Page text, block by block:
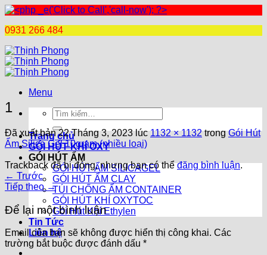
0931 266 484
Chuyển
đến
nội
Menu
Tìm
kiếm:
Trang chủ
GÓI HÚT KHÍ OXY
GÓI HÚT ẨM
GÓI HÚT ẨM SILICAGEL
GÓI HÚT ẨM CLAY
TÚI CHỐNG ẨM CONTAINER
GÓI HÚT KHÍ OXYTOC
Gói Hút Khí Ethylen
Tin Tức
Liên hệ
1
Đã xuất bản22 Tháng 3, 2023lúc1132 × 1132trongGói Hút
Ẩm Silica Gel 10gram (nhiều loại)
Trackback đã bị đóng, nhưng bạn có thểđăng bình luận.
← Trước
Tiếp theo →
Để lại một bình luận
Email của bạn sẽ không được hiển thị công khai. Các
trường bắt buộc được đánh dấu *